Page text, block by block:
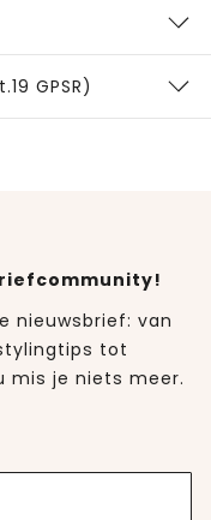
GPSR)
nieuwsbrief: van
tot
mis je niets meer.